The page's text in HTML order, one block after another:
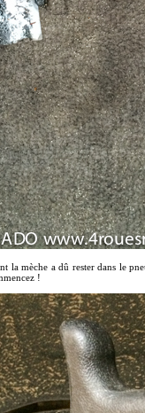
la mèche a dû rester dans le
!